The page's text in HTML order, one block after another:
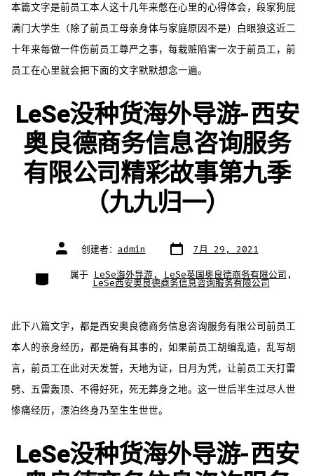
本篇文字是前员工本人这十几年来憋在心里的心得体会，段家狗屁
满门大学生（除了前员工母亲身体与家庭原因不是）白眼狼这近二
十年来每做一件伤前员工尊严之事，每栽赃陷害一次于前员工，前
员工在心里就会把下面的文字默默想念一遍。
LeSe没种货海外导游-西安
奥良德商务信息咨询服务
有限公司精彩故事第九季
（九九归一）
文
章 创建者： admin 文
章
期
7月 29, 2021
类
别
属于 LeSe海外导游, LeSe英国奥良德商务有限公司 ,
LeSe西安奥良德商务信息咨询服务有限公司
此下八篇文字，都是西安奥良德商务信息咨询服务有限公司前员工
本人的亲身经历，都是确有其事的，如果前员工胡编乱造，乱写胡
言，前员工在此对天发誓，天地为证，日月为凭，让前员工天打雷
劈、五雷轰顶、不得好死，死无葬身之地。这一世后半生过尽人世
惨痛经历，漂泊终身乃至生生世世。
LeSe没种货海外导游-西安